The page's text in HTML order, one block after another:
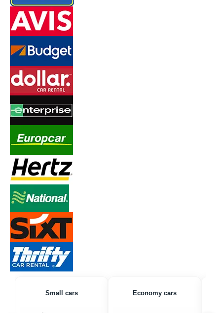
Small cars Economy cars